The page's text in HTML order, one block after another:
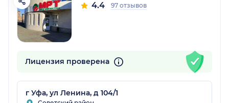
4.4 97 отзывов
Лицензия проверена
г Уфа, ул Ленина, д 104/1